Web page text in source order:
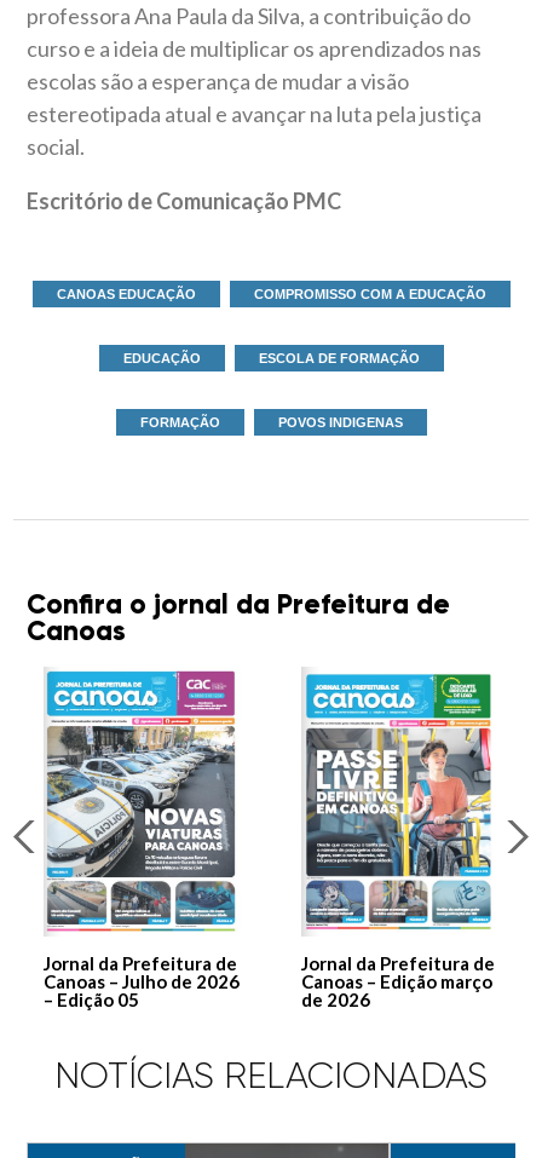
professora Ana Paula da Silva, a contribuição do
curso e a ideia de multiplicar os aprendizados nas
escolas são a esperança de mudar a visão
estereotipada atual e avançar na luta pela justiça
social.
Escritório de Comunicação PMC
CANOAS EDUCAÇÃO COMPROMISSO COM A EDUCAÇÃO
EDUCAÇÃO ESCOLA DE FORMAÇÃO
FORMAÇÃO POVOS INDIGENAS
Confira o jornal da Prefeitura de
Canoas
Jornal da Prefeitura de
Canoas – Julho de 2026
– Edição 05
Jornal da Prefeitura de
Canoas – Edição março
de 2026
NOTÍCIAS RELACIONADAS